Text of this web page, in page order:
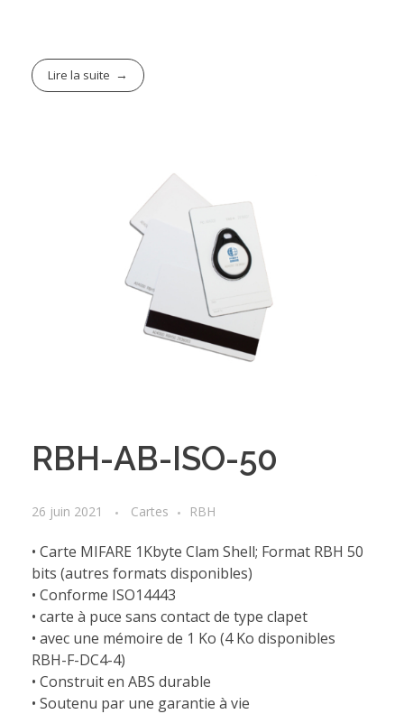
Lire la suite
RBH-AB-ISO-50
26 juin 2021 Cartes RBH
• Carte MIFARE 1Kbyte Clam Shell; Format RBH 50
bits (autres formats disponibles)
• Conforme ISO14443
• carte à puce sans contact de type clapet
• avec une mémoire de 1 Ko (4 Ko disponibles
RBH-F-DC4-4)
• Construit en ABS durable
• Soutenu par une garantie à vie